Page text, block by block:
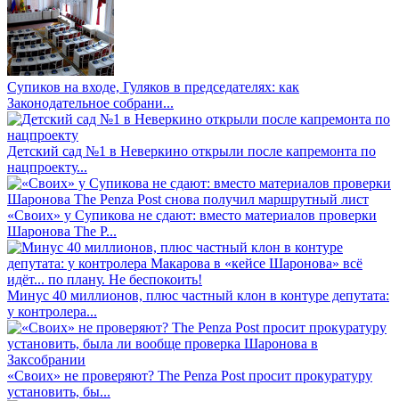
Супиков на входе, Гуляков в председателях: как
Законодательное собрани...
Детский сад №1 в Неверкино открыли после капремонта по
нацпроекту...
«Своих» у Супикова не сдают: вместо материалов проверки
Шаронова The P...
Минус 40 миллионов, плюс частный клон в контуре депутата:
у контролера...
«Своих» не проверяют? The Penza Post просит прокуратуру
установить, бы...